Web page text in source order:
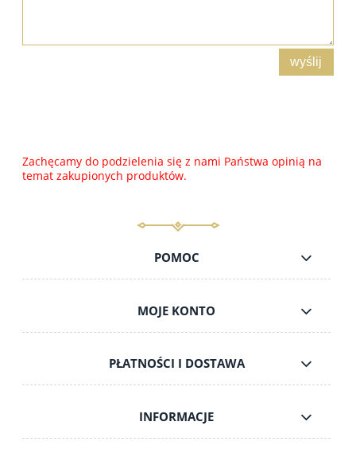
wyślij
Zachęcamy do podzielenia się z nami Państwa opinią na
temat zakupionych produktów.
POMOC
MOJE KONTO
PŁATNOŚCI I DOSTAWA
INFORMACJE